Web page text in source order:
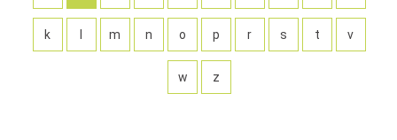
k m n o p r s t v
w z